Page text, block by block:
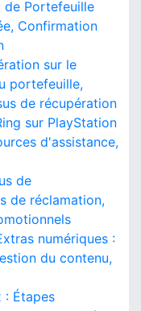
de Portefeuille
Confirmation
sur le
portefeuille,
de récupération
sur PlayStation
d'assistance,
de
de réclamation,
numériques :
du contenu,
: Étapes